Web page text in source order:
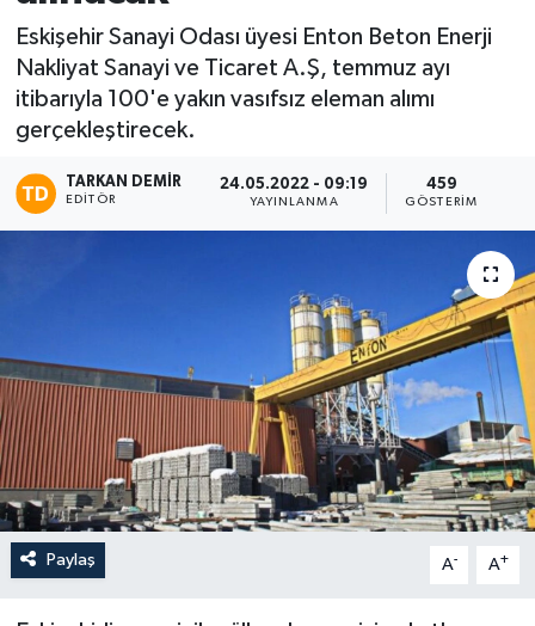
Eskişehir Sanayi Odası üyesi Enton Beton Enerji
Nakliyat Sanayi ve Ticaret A.Ş, temmuz ayı
itibarıyla 100'e yakın vasıfsız eleman alımı
gerçekleştirecek.
TARKAN DEMIR
EDITÖR
24.05.2022 - 09:19
YAYINLANMA
459
GÖSTERIM
Paylaş A- A+
Tüm Manşetler
Son Dakika Haberleri
Haber Arşivi